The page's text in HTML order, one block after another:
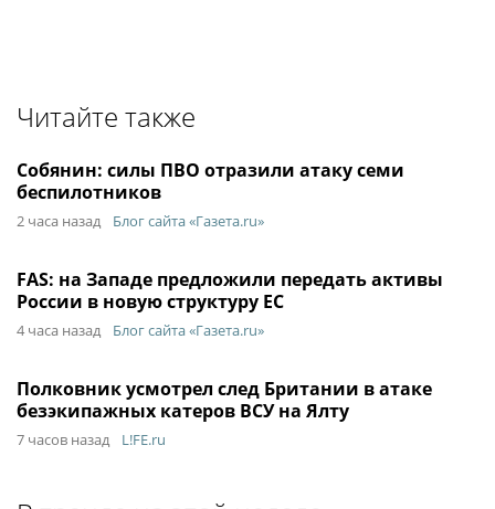
Читайте также
Собянин: силы ПВО отразили атаку семи
беспилотников
2 часа назад Блог сайта «Газета.ru»
FAS: на Западе предложили передать активы
России в новую структуру ЕС
4 часа назад Блог сайта «Газета.ru»
Полковник усмотрел след Британии в атаке
безэкипажных катеров ВСУ на Ялту
7 часов назад L!FE.ru